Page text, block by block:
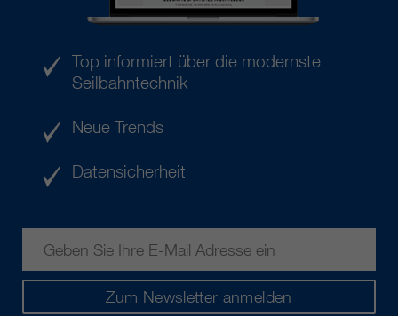
Zum Newsletter anmelden
Top informiert über die modernste
Seilbahntechnik
Neue Trends
Datensicherheit